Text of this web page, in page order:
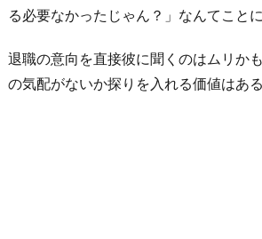
よ
条
件
る必要なかったじゃん？」なんてこと
退職の意向を直接彼に聞くのはムリか
の気配がないか探りを入れる価値はあ